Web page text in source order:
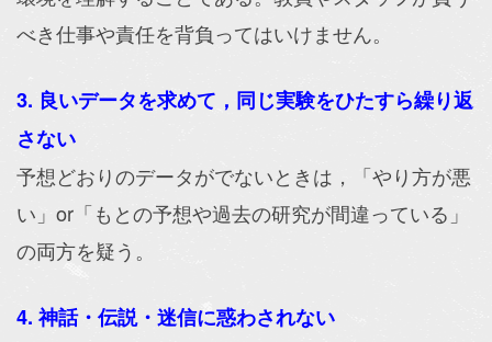
べき仕事や責任を背負ってはいけません。
3. 良いデータを求めて，同じ実験をひたすら繰り返
さない
予想どおりのデータがでないときは，「やり方が悪
い」or「もとの予想や過去の研究が間違っている」
の両方を疑う。
4. 神話・伝説・迷信に惑わされない